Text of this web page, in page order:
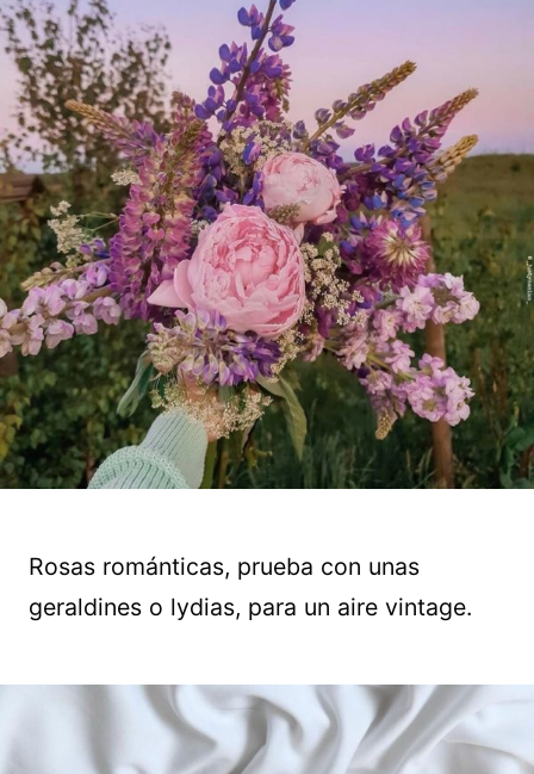
Rosas románticas, prueba con unas
geraldines o lydias, para un aire vintage.